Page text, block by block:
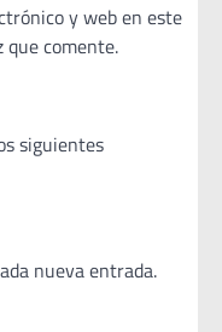
y web en este
que comente.
siguientes
nueva entrada.